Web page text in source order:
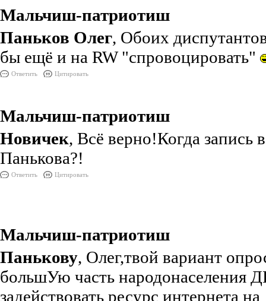
Мальчиш-патриотиш
Паньков Олег, Обоих
бы ещё и на RW "спровоцировать"
Ответить Цитировать
Мальчиш-патриотиш
Новичек, Всё верно!Когда запись
Панькова?!
Ответить Цитировать
Мальчиш-патриотиш
Панькову, Олег,твой вариант
большУю часть народонаселения
задействовать ресурс интернета на